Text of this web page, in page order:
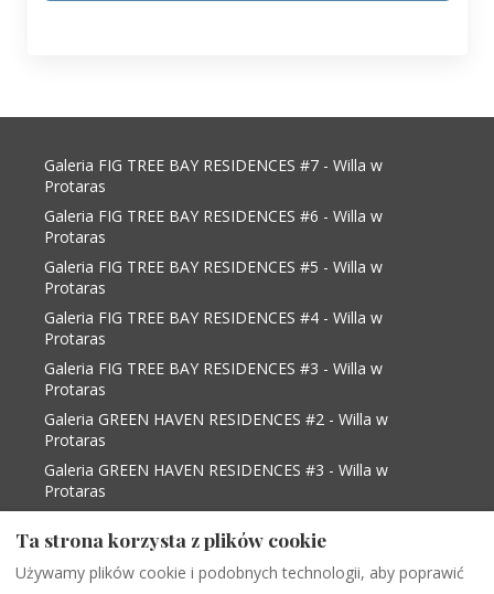
Galeria FIG TREE BAY RESIDENCES #7 - Willa w
Protaras
Galeria FIG TREE BAY RESIDENCES #6 - Willa w
Protaras
Galeria FIG TREE BAY RESIDENCES #5 - Willa w
Protaras
Galeria FIG TREE BAY RESIDENCES #4 - Willa w
Protaras
Galeria FIG TREE BAY RESIDENCES #3 - Willa w
Protaras
Galeria GREEN HAVEN RESIDENCES #2 - Willa w
Protaras
Galeria GREEN HAVEN RESIDENCES #3 - Willa w
Protaras
Protaras - Vacation Home in Protaras
Gallery Protaras View #9 - Fig tree bay- Central
Ta strona korzysta z plików cookie
Używamy plików cookie i podobnych technologii, aby poprawić